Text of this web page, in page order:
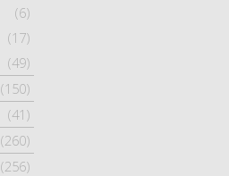
(6)
(17)
(49)
(150)
(41)
(260)
(256)